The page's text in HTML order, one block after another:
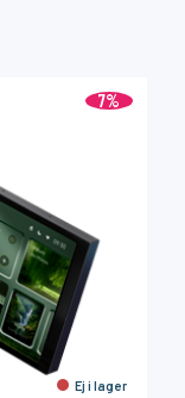
7%
Ej i lager